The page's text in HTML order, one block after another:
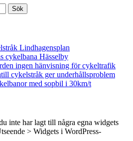
Lindhagensplan
cykelbana Hässelby
ingen hänvisning för cykeltrafik
cykelstråk ger underhållsproblem
med sopbil i 30km/t
inte har lagt till några egna widgets
> Widgets i WordPress-